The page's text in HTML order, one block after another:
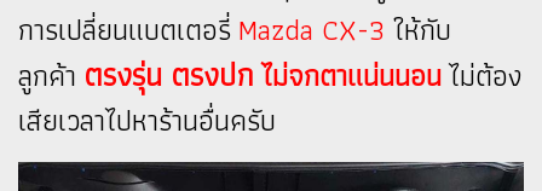
การเปลี่ยนแบตเตอรี่ Mazda CX-3 ให้กับ
ลูกค้า ตรงรุ่น ตรงปกไม่จกตาแน่นนอนไม่ต้อง
เสียเวลาไปหาร้านอื่นครับ